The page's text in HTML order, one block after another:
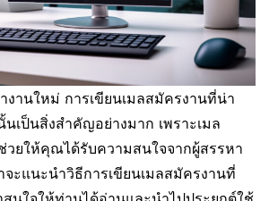
านใหม่ การเขียนเมลสมัครงานที่น่า
เป็นสิ่งสำคัญอย่างมาก เพราะเมล
ยให้คุณได้รับความสนใจจากผู้สรรหา
ะแนะนำวิธีการเขียนเมลสมัครงานที่